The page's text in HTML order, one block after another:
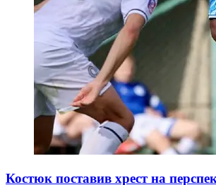
Костюк поставив хрест на